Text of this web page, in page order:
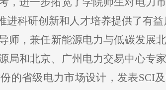
科研创新和人才培养提供了有益
师，兼任新能源电力与低碳发展
局和北京、广州电力交易中心专
的省级电力市场设计，发表SCI